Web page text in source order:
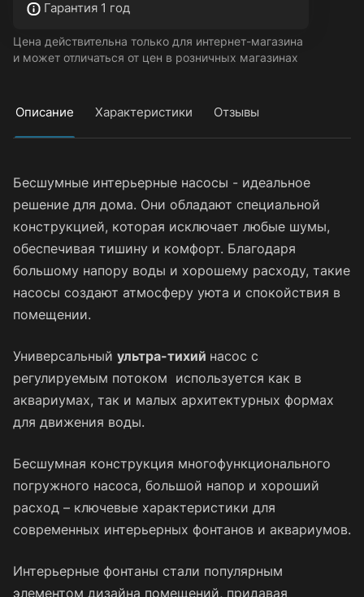
Гарантия 1 год
Цена действительна только для интернет-магазина
и может отличаться от цен в розничных магазинах
Описание Характеристики Отзывы
Бесшумные интерьерные насосы - идеальное
решение для дома. Они обладают специальной
конструкцией, которая исключает любые шумы,
обеспечивая тишину и комфорт. Благодаря
большому напору воды и хорошему расходу, такие
насосы создают атмосферу уюта и спокойствия в
помещении.
Универсальный ультра-тихий насос с
регулируемым потоком используется как в
аквариумах, так и малых архитектурных формах
для движения воды.
Бесшумная конструкция многофункционального
погружного насоса, большой напор и хороший
расход – ключевые характеристики для
современных интерьерных фонтанов и аквариумов.
Интерьерные фонтаны стали популярным
элементом дизайна помещений, придавая